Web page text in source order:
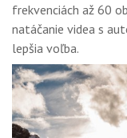
frekvenciách až 60
natáčanie videa s
lepšia voľba.